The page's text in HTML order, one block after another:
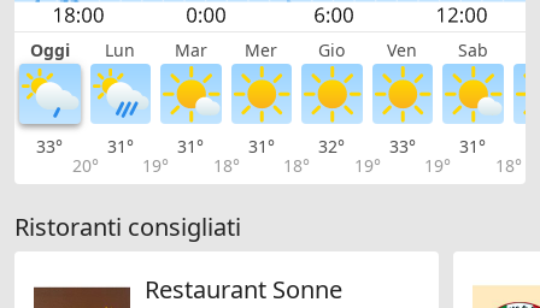
Oggi Lun Mar Mer Gio Ven Sab
33°
20°
31°
19°
31°
18°
31°
18°
32°
19°
33°
19°
31°
18°
Ristoranti consigliati
Restaurant Sonne